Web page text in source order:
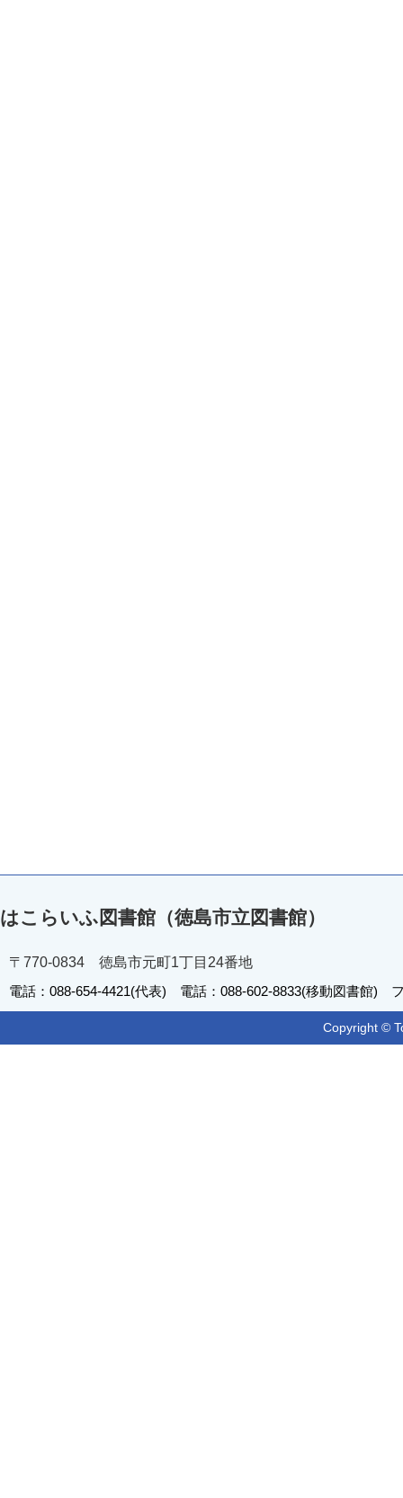
はこらいふ図書館（徳島市立図書館）
〒770-0834 徳島市元町1丁目24番地
電話：088-654-4421(代表) 電話：088-602-8833(移動図書館)
Copyright ©